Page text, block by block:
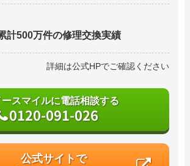
計500万件の修理交換実績
詳細は公式HPでご確認ください
ースマイルに電話相談する
0120-091-026
公式サイトで